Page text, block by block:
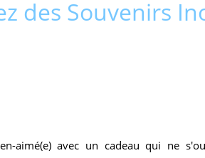
des Souvenirs
aimé(e) avec un cadeau qui ne